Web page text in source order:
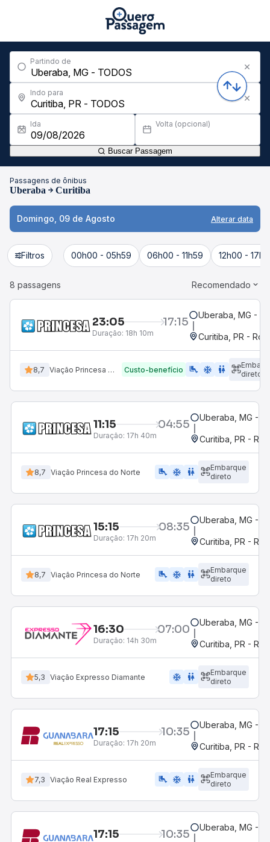
Partindo de
Indo para
Ida Volta (opcional)
Buscar Passagem
Passagens de ônibus
Uberaba Curitiba
Domingo, 09 de Agosto Alterar data
Filtros 00h00 - 05h59 06h00 - 11h59 12h00 -
8 passagens Recomendado
23:05 17:15
Duração: 18h 10m
Uberaba, MG -
Curitiba, PR -
8,7 Viação Princesa do Norte Custo-benefício airline_seat_legroom_extra ac_unit WC
direto
11:15 04:55
Duração: 17h 40m
Uberaba, MG -
Curitiba, PR -
8,7 Viação Princesa do Norte airline_seat_legroom_extra ac_unit WC
Embarque
direto
15:15 08:35
Duração: 17h 20m
Uberaba, MG -
Curitiba, PR -
8,7 Viação Princesa do Norte airline_seat_legroom_extra ac_unit WC
Embarque
direto
16:30 07:00
Duração: 14h 30m
Uberaba, MG -
Curitiba, PR -
5,3 Viação Expresso Diamante ac_unit wc
Embarque
direto
17:15 10:35
Duração: 17h 20m
Uberaba, MG -
Curitiba, PR -
7,3 Viação Real Expresso airline_seat_legroom_extra ac_unit WC
Embarque
direto
17:15 10:35 Uberaba, MG -